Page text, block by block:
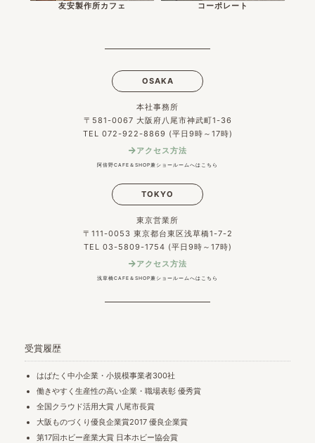
友安製作所カフェ コーポレート
OSAKA
本社事務所
〒581-0067 大阪府八尾市神武町1-36
TEL 072-922-8869 (平日9時～17時)
アクセス方法
阿倍野CAFE＆SHOP兼ショールームへはこちら
TOKYO
東京営業所
〒111-0053 東京都台東区浅草橋1-7-2
TEL 03-5809-1754 (平日9時～17時)
アクセス方法
浅草橋CAFE＆SHOP兼ショールームへはこちら
受賞履歴
はばたく中小企業・小規模事業者300社
働きやすく生産性の高い企業・職場表彰 優秀賞
全国クラウド活用大賞 八尾市長賞
大阪ものづくり優良企業賞2017 優良企業賞
第17回ホビー産業大賞 日本ホビー協会賞